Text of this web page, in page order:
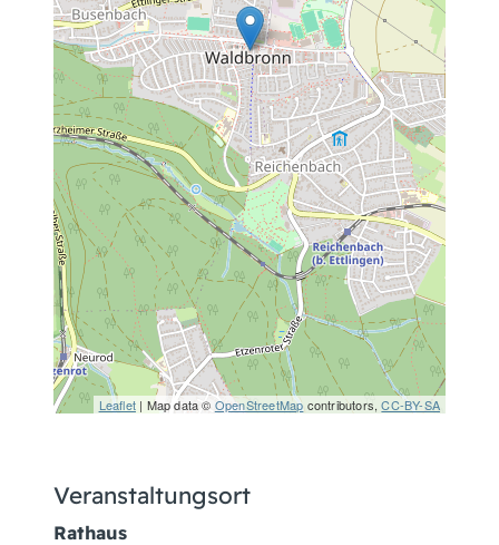
Leaflet| Map data © OpenStreetMap contributors,CC-BY-SA
Veranstaltungsort
Rathaus